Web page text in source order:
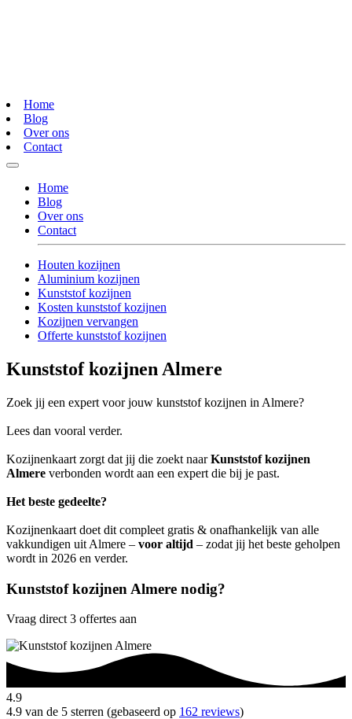
Home
Blog
Over ons
Contact
Home
Blog
Over ons
Contact
Houten kozijnen
Aluminium kozijnen
Kunststof kozijnen
Kosten kunststof kozijnen
Kozijnen vervangen
Offerte kunststof kozijnen
Kunststof kozijnen Almere
Zoek jij een expert voor jouw kunststof kozijnen in Almere?
Lees dan vooral verder.
Kozijnenkaart zorgt dat jij die zoekt naarKunststof kozijnen
Almere verbonden wordt aan een expert die bij je past.
Het beste gedeelte?
Kozijnenkaart doet dit compleet gratis & onafhankelijk van alle
vakkundigen uit Almere – voor altijd – zodat jij het beste geholpen
wordt in 2026 en verder.
Kunststof kozijnen Almere nodig?
Vraag direct 3 offertes aan
4.9
4.9 van de 5 sterren (gebaseerd op 162 reviews)